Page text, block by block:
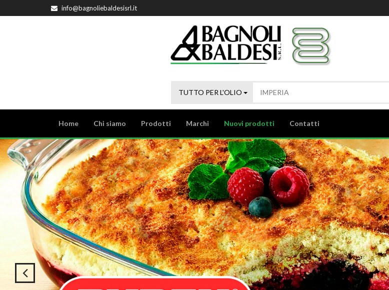
info@bagnoliebaldesisrl.it
TUTTO PER L'OLIO
Home Chi siamo Prodotti Marchi Nuovi prodotti Contatti